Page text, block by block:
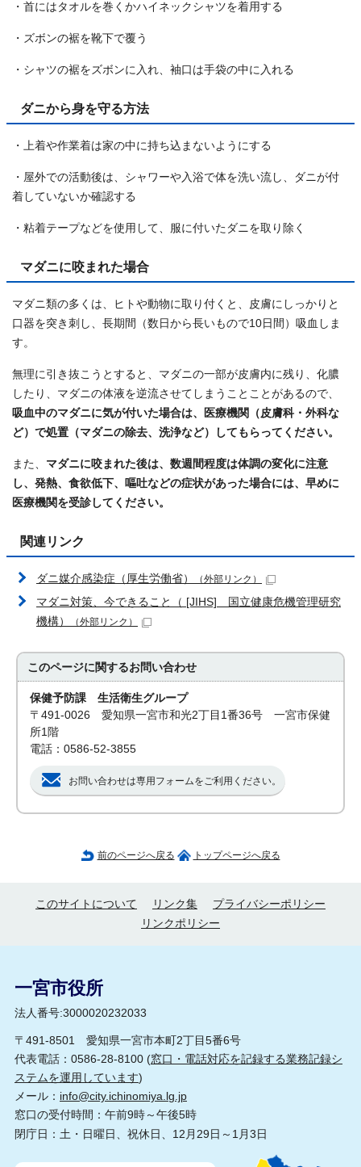
・首にはタオルを巻くかハイネックシャツを着用する
・ズボンの裾を靴下で覆う
・シャツの裾をズボンに入れ、袖口は手袋の中に入れる
ダニから身を守る方法
・上着や作業着は家の中に持ち込まないようにする
・屋外での活動後は、シャワーや入浴で体を洗い流し、ダニが付
着していないか確認する
・粘着テープなどを使用して、服に付いたダニを取り除く
マダニに咬まれた場合
マダニ類の多くは、ヒトや動物に取り付くと、皮膚にしっかりと
口器を突き刺し、長期間（数日から長いもので10日間）吸血しま
す。
無理に引き抜こうとすると、マダニの一部が皮膚内に残り、化膿
したり、マダニの体液を逆流させてしまうことことがあるので、
吸血中のマダニに気が付いた場合は、医療機関（皮膚科・外科な
ど）で処置（マダニの除去、洗浄など）してもらってください。
また、 マダニに咬まれた後は、数週間程度は体調の変化に注意
し、発熱、食欲低下、嘔吐などの症状があった場合には、早めに
医療機関を受診してください。
関連リンク
ダニ媒介感染症（厚生労働省） （外部リンク）
マダニ対策、今できること（ [JIHS] 国立健康危機管理研究
機構）
（外部リンク）
このページに関するお問い合わせ
保健予防課 生活衛生グループ
〒491-0026 愛知県一宮市和光2丁目1番36号 一宮市保健
所1階
電話：0586-52-3855
お問い合わせは専用フォームをご利用ください。
前のページへ戻る トップページへ戻る
このサイトについて リンク集
プライバシーポリシー
リンクポリシー
一宮市役所
法人番号:3000020232033
〒491-8501 愛知県一宮市本町2丁目5番6号
代表電話：0586-28-8100 (窓口・電話対応を記録する業務記録シ
ステムを運用しています)
メール： info@city.ichinomiya.lg.jp
窓口の受付時間：午前9時～午後5時
閉庁日：土・日曜日、祝休日、12月29日～1月3日